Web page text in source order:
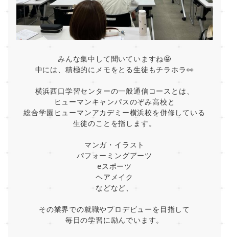
みんな集中して聞いていますね🤩
中には、積極的にメモをとる生徒もチラホラ👀
横浜西口学習センターの一般通信コースとは、
ヒューマンキャンパスのぞみ高校と
総合学園ヒューマンアカデミー横浜校を併修している
生徒のことを指します。
マンガ・イラスト
パフォーミングアーツ
eスポーツ
ヘアメイク
などなど、
その業界での就職やプロデビューを目指して
毎日の学習に励んでいます。